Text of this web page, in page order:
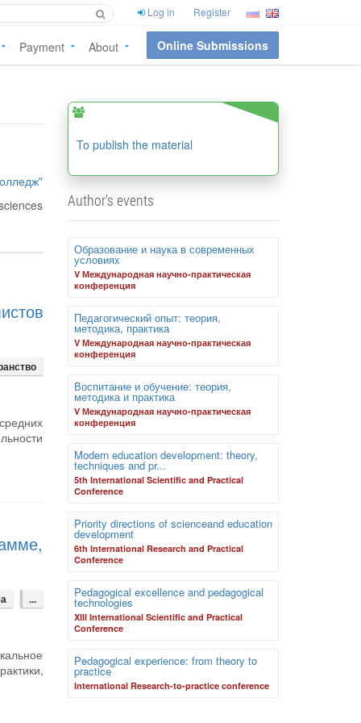
Log in Register
Payment About Online Submissions
...
To publish the material
Author's events
Образование и наука в современных
условиях
V Международная научно-практическая
конференция
Педагогический опыт: теория,
методика, практика
V Международная научно-практическая
конференция
Воспитание и обучение: теория,
методика и практика
V Международная научно-практическая
конференция
Modern education development: theory,
techniques and pr...
5th International Scientific and Practical
Conference
Priority directions of scienceand education
development
6th International Research and Practical
Conference
Pedagogical excellence and pedagogical
technologies
XIII International Scientific and Practical
Conference
Pedagogical experience: from theory to
practice
International Research-to-practice conference